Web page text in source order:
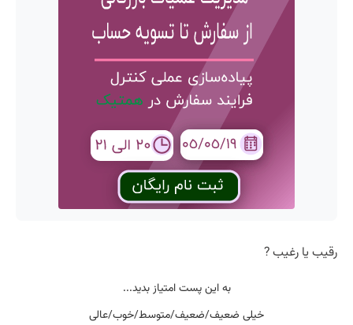
رقیب یا رغیب ?
به این پست امتیاز بدید...
خیلی ضعیف/ضعیف/متوسط/خوب/عالی